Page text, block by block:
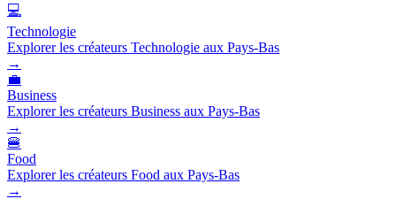
💻
Technologie
Explorer les créateurs Technologie aux Pays-Bas
→
💼
Business
Explorer les créateurs Business aux Pays-Bas
→
🍔
Food
Explorer les créateurs Food aux Pays-Bas
→